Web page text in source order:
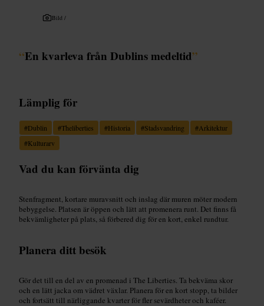
Bild /
“En kvarleva från Dublins medeltid”
Lämplig för
#Dublin #Theliberties #Historia #Stadsvandring #Arkitektur
#Kulturarv
Vad du kan förvänta dig
Stenfragment, kortare muravsnitt och inslag där muren möter modern
bebyggelse. Platsen är öppen och lätt att promenera runt. Det finns få
bekvämligheter på plats, så förbered dig för en kort, enkel rundtur.
Planera ditt besök
Gör det till en del av en promenad i The Liberties. Ta bekväma skor
och en lätt jacka om vädret växlar. Planera för en kort stopp, ta bilder
och fortsätt till närliggande kvarter för fler sevärdheter och kaféer.